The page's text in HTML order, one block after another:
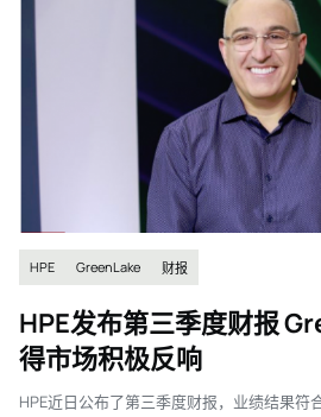
HPE GreenLake 财报
HPE发布第三季度财报
得市场积极反响
HPE近日公布了第三季度财报，业绩结果符